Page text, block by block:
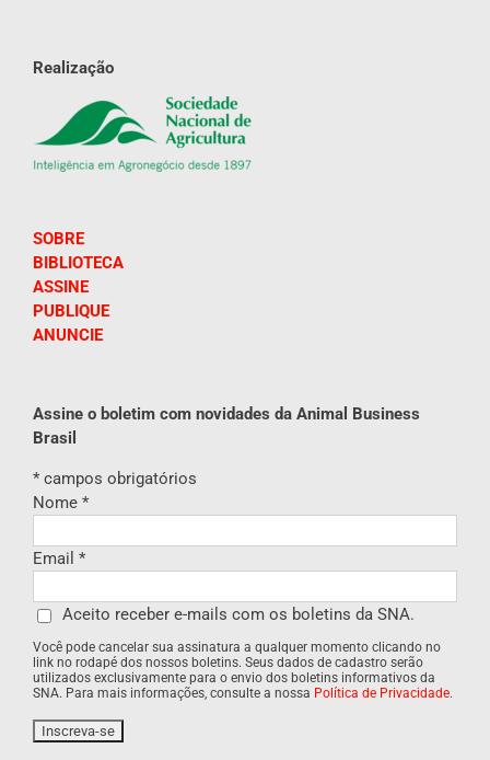
Realização
SOBRE
BIBLIOTECA
ASSINE
PUBLIQUE
ANUNCIE
Assine o boletim com novidades da Animal Business
Brasil
* campos obrigatórios
Nome *
Email *
Aceito receber e-mails com os boletins da SNA.
Você pode cancelar sua assinatura a qualquer momento clicando no
link no rodapé dos nossos boletins. Seus dados de cadastro serão
utilizados exclusivamente para o envio dos boletins informativos da
SNA. Para mais informações, consulte a nossa Política de Privacidade.